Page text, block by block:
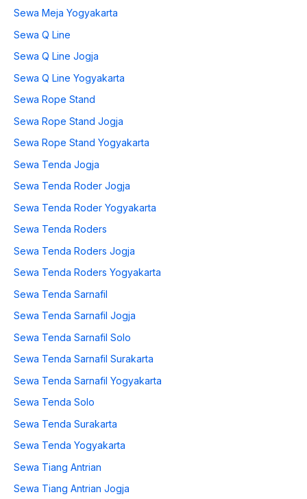
Sewa Meja Yogyakarta
Sewa Q Line
Sewa Q Line Jogja
Sewa Q Line Yogyakarta
Sewa Rope Stand
Sewa Rope Stand Jogja
Sewa Rope Stand Yogyakarta
Sewa Tenda Jogja
Sewa Tenda Roder Jogja
Sewa Tenda Roder Yogyakarta
Sewa Tenda Roders
Sewa Tenda Roders Jogja
Sewa Tenda Roders Yogyakarta
Sewa Tenda Sarnafil
Sewa Tenda Sarnafil Jogja
Sewa Tenda Sarnafil Solo
Sewa Tenda Sarnafil Surakarta
Sewa Tenda Sarnafil Yogyakarta
Sewa Tenda Solo
Sewa Tenda Surakarta
Sewa Tenda Yogyakarta
Sewa Tiang Antrian
Sewa Tiang Antrian Jogja